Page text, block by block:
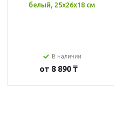
белый, 25x26x18 см
В наличии
от 8 890 ₸